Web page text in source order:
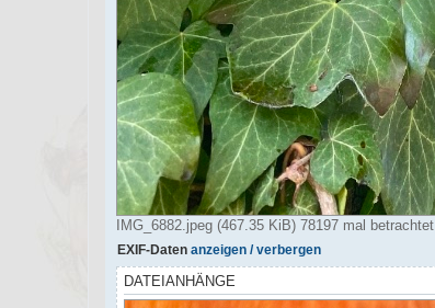
IMG_6882.jpeg (467.35 KiB) 78197 mal betrachtet
EXIF-Daten anzeigen / verbergen
DATEIANHÄNGE